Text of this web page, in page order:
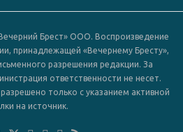
Брест» ООО. Воспроизведение
принадлежащей «Вечернему Бресту»,
разрешения редакции. За
ответственности не несет.
только с указанием активной
на источник.